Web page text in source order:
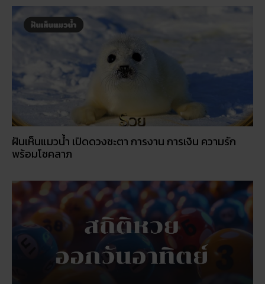
ฝันเห็นแมวน้ำ เปิดดวงชะตา การงาน การเงิน ความรัก
พร้อมโชคลาภ